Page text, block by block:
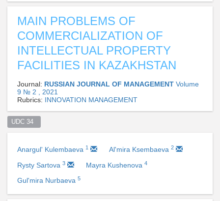
MAIN PROBLEMS OF
COMMERCIALIZATION OF
INTELLECTUAL PROPERTY
FACILITIES IN KAZAKHSTAN
Journal: RUSSIAN JOURNAL OF MANAGEMENT Volume
9 № 2 , 2021
Rubrics: INNOVATION MANAGEMENT
UDC 34
Anargul' Kulembaeva 1 Al'mira Ksembaeva 2
Rysty Sartova 3 Mayra Kushenova 4
Gul'mira Nurbaeva 5